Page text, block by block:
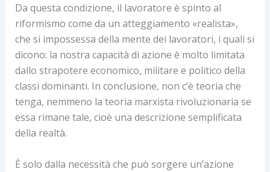
Da questa condizione, il lavoratore è spinto al
riformismo come da un atteggiamento «realista»,
che si impossessa della mente dei lavoratori, i quali si
dicono: la nostra capacità di azione è molto limitata
dallo strapotere economico, militare e politico della
classi dominanti. In conclusione, non c’è teoria che
tenga, nemmeno la teoria marxista rivoluzionaria se
essa rimane tale, cioè una descrizione semplificata
della realtà.
È solo dalla necessità che può sorgere un’azione